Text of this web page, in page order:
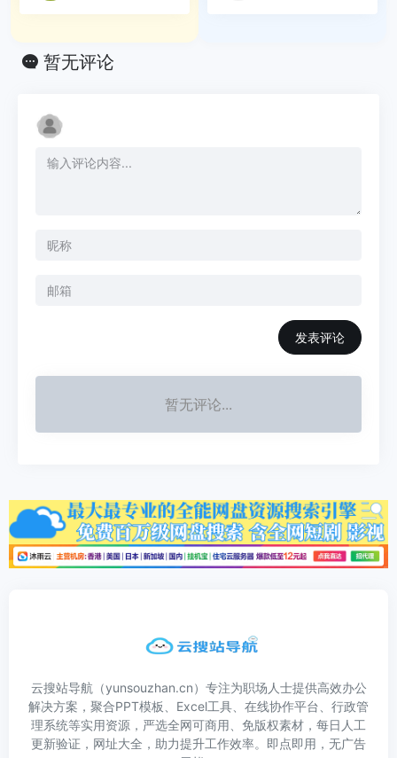
暂无评论
发表评论
暂无评论...
云搜站导航（yunsouzhan.cn）专注为职场人士提供高效办公
解决方案，聚合PPT模板、Excel工具、在线协作平台、行政管
理系统等实用资源，严选全网可商用、免版权素材，每日人工
更新验证，网址大全，助力提升工作效率。即点即用，无广告